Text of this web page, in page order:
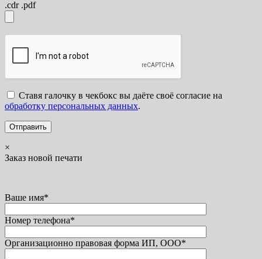
.cdr .pdf
Ставя галочку в чекбокс вы даёте своё согласие на
обработку персональных данных.
×
Заказ новой печати
Ваше имя*
Номер телефона*
Организационно правовая форма ИП, ООО*